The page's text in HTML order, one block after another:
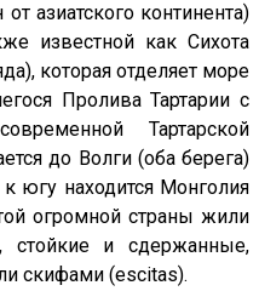
азиатского континента)
известной как Сихота
которая отделяет море
Пролива Тартарии с
Тартарской
до Волги (оба берега)
югу находится Монголия
огромной страны жили
стойкие и сдержанные,
скифами (escitas).